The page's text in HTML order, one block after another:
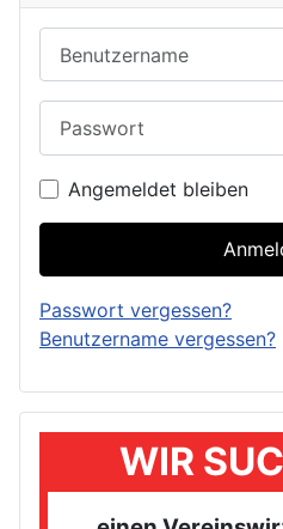
Angemeldet bleiben
Passwort vergessen?
Benutzername vergessen?
WIR